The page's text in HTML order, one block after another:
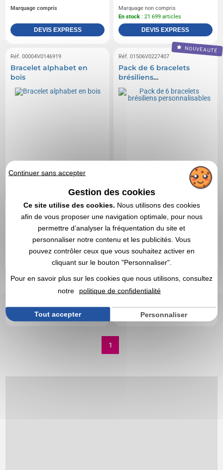
Marquage compris
DEVIS EXPRESS
Marquage non compris
En stock : 21 699 articles
DEVIS EXPRESS
Réf. 00004V0146919
Bracelet alphabet en
bois
1,22 CHF HT|
1,32 €
DEVIS EXPRESS
NOUVEAUTÉ
Réf. 01506V0227407
Pack de 6 bracelets
brésiliens
personnalisables
A partir de2,93 CHF
3,19 €
Marquage non compris
DEVIS EXPRESS
1
Continuer sans accepter
Gestion des cookies
Ce site utilise des cookies. Nous utilisons des cookies
afin de vous proposer une navigation optimale, pour nous
permettre d’analyser la fréquentation du site et
personnaliser notre contenu et les publicités. Vous
pouvez contrôler ceux que vous souhaitez activer en
cliquant sur le bouton "Personnaliser".
Pour en savoir plus sur les cookies que nous utilisons, consultez
notre
politique de confidentialité
Tout accepter Personnaliser